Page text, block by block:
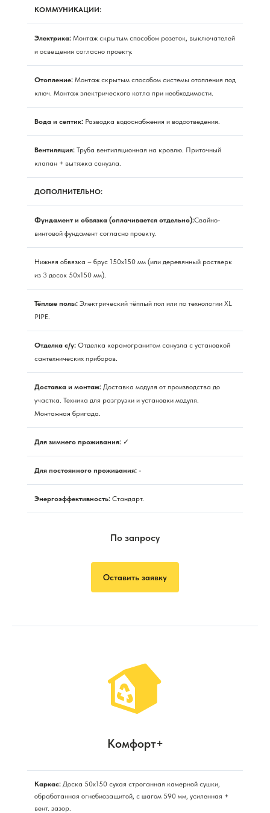
КОММУНИКАЦИИ:
Электрика: Монтаж скрытым способом розеток, выключателей
и освещения согласно проекту.
Отопление: Монтаж скрытым способом системы отопления под
ключ. Монтаж электрического котла при необходимости.
Вода и септик: Разводка водоснабжения и водоотведения.
Вентиляция: Труба вентиляционная на кровлю. Приточный
клапан + вытяжка санузла.
ДОПОЛНИТЕЛЬНО:
Фундамент и обвязка (оплачивается отдельно):Свайно-
винтовой фундамент согласно проекту.
Нижняя обвязка – брус 150х150 мм (или деревянный ростверк
из 3 досок 50х150 мм).
Тёплые полы: Электрический тёплый пол или по технологии XL
PIPE.
Отделка с/у: Отделка керамогранитом санузла с установкой
сантехнических приборов.
Доставка и монтаж: Доставка модуля от производства до
участка. Техника для разгрузки и установки модуля.
Монтажная бригада.
Для зимнего проживания: ✓
Для постоянного проживания: -
Энергоэффективность: Стандарт.
По запросу
Оставить заявку
Комфорт+
Каркас: Доска 50х150 сухая строганная камерной сушки,
обработанная огнебиозащитой, с шагом 590 мм, усиленная +
вент. зазор.